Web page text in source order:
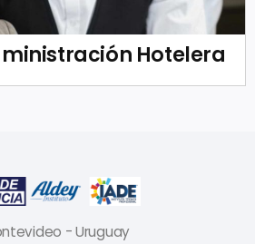
Hotelera
- Uruguay